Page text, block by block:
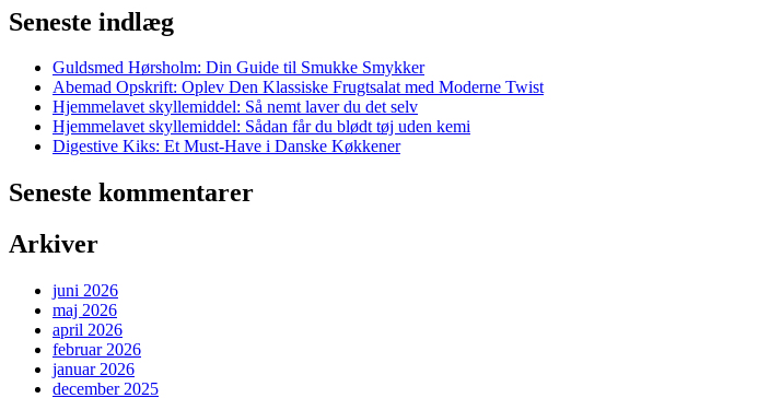
Seneste indlæg
Guldsmed Hørsholm: Din Guide til Smukke Smykker
Abemad Opskrift: Oplev Den Klassiske Frugtsalat med Moderne Twist
Hjemmelavet skyllemiddel: Så nemt laver du det selv
Hjemmelavet skyllemiddel: Sådan får du blødt tøj uden kemi
Digestive Kiks: Et Must-Have i Danske Køkkener
Seneste kommentarer
Arkiver
juni 2026
maj 2026
april 2026
februar 2026
januar 2026
december 2025